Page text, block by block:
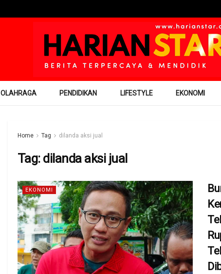
OLAHRAGA PENDIDIKAN LIFESTYLE EKONOMI
Home Tag dilanda aksi jual
Tag: dilanda aksi jual
EKONOMI